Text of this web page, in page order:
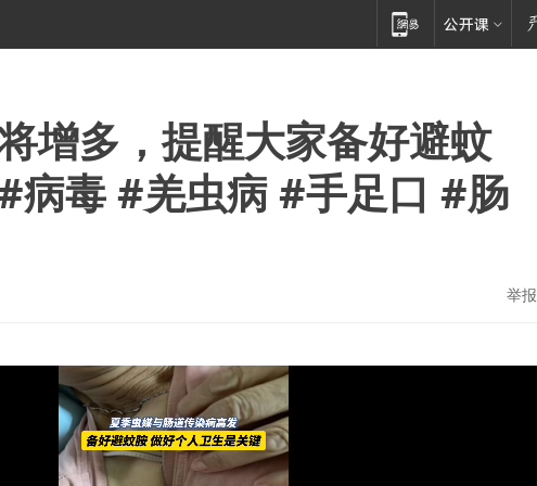
增多，提醒大家备好避蚊
病毒 #羌虫病 #手足口 #肠
举报